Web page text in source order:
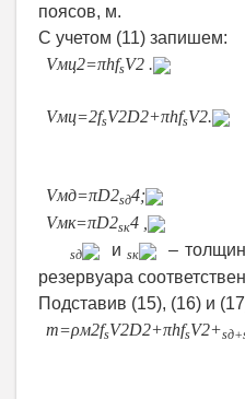
поясов, м.
C учетом (11) запишем:
Vмц2=πhfsV2 .
Vмц=2fsV2D2+πhfsV2.
Vмд=πD2sд4;
Vмк=πD2sк4
sд иsк
–
резервуара
Подставив (15), (16) и
m=ρм2fsV2D2+πhfsV2+sд+